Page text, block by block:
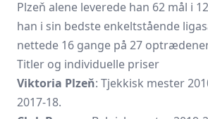
Plzeň alene leverede han 62 mål i
han i sin bedste enkeltstående
nettede 16 gange på 27
Titler og individuelle priser
Viktoria Plzeň: Tjekkisk mester
2017-18.